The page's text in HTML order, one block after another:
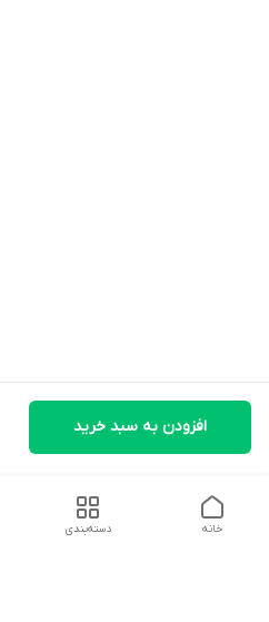
افزودن به سبد خرید
دسته‌بندی خانه